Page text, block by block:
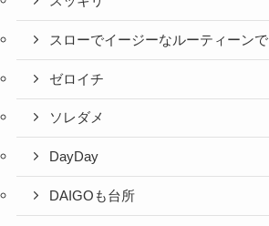
スローでイージーなルーティーンで
ゼロイチ
ソレダメ
DayDay
DAIGOも台所